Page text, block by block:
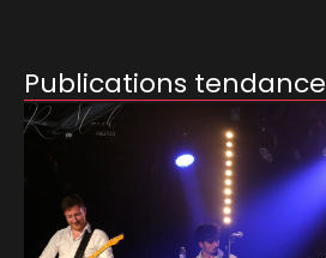
Publications tendance